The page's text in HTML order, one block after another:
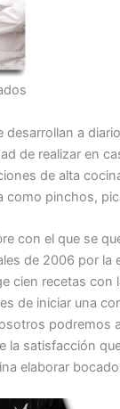
desarrollan a
de realizar en
de alta
como pinchos,
con el que se
de 2006 por la
cien recetas con
de iniciar una
podremos
la satisfacción
elaborar